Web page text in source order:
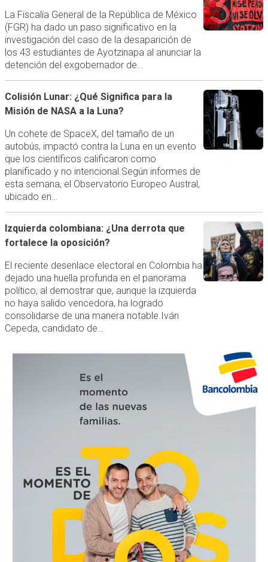
La Fiscalía General de la República de México
(FGR) ha dado un paso significativo en la
investigación del caso de la desaparición de
los 43 estudiantes de Ayotzinapa al anunciar la
detención del exgobernador de…
Colisión Lunar: ¿Qué Significa para la
Misión de NASA a la Luna?
Un cohete de SpaceX, del tamaño de un
autobús, impactó contra la Luna en un evento
que los científicos calificaron como
planificado y no intencional.Según informes de
esta semana, el Observatorio Europeo Austral,
ubicado en…
Izquierda colombiana: ¿Una derrota que
fortalece la oposición?
El reciente desenlace electoral en Colombia ha
dejado una huella profunda en el panorama
político, al demostrar que, aunque la izquierda
no haya salido vencedora, ha logrado
consolidarse de una manera notable.Iván
Cepeda, candidato de…